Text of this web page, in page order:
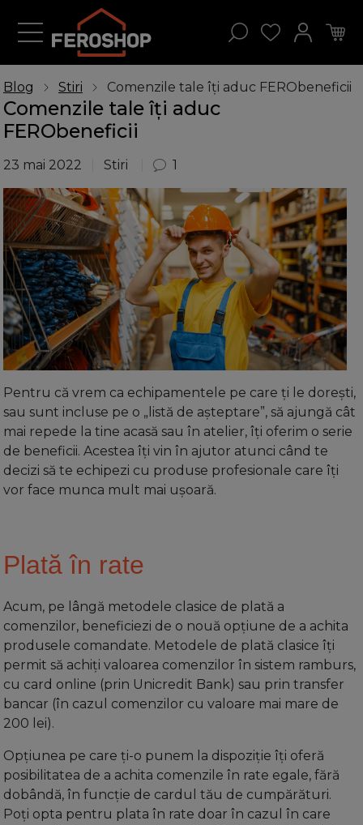
Blog Stiri Comenzile tale îți aduc FERObeneficii
Comenzile tale îți aduc
FERObeneficii
23 mai 2022 Stiri 1
Pentru că vrem ca echipamentele pe care ți le dorești,
sau sunt incluse pe o „listă de așteptare”, să ajungă cât
mai repede la tine acasă sau în atelier, îți oferim o serie
de beneficii. Acestea îți vin în ajutor atunci când te
decizi să te echipezi cu produse profesionale care îți
vor face munca mult mai ușoară.
Plată în rate
Acum, pe lângă metodele clasice de plată a
comenzilor, beneficiezi de o nouă opțiune de a achita
produsele comandate. Metodele de plată clasice îți
permit să achiți valoarea comenzilor în sistem ramburs,
cu card online (prin Unicredit Bank) sau prin transfer
bancar (în cazul comenzilor cu valoare mai mare de
200 lei).
Opțiunea pe care ți-o punem la dispoziție îți oferă
posibilitatea de a achita comenzile în rate egale, fără
dobândă, în funcție de cardul tău de cumpărături.
Poți opta pentru plata în rate doar în cazul în care